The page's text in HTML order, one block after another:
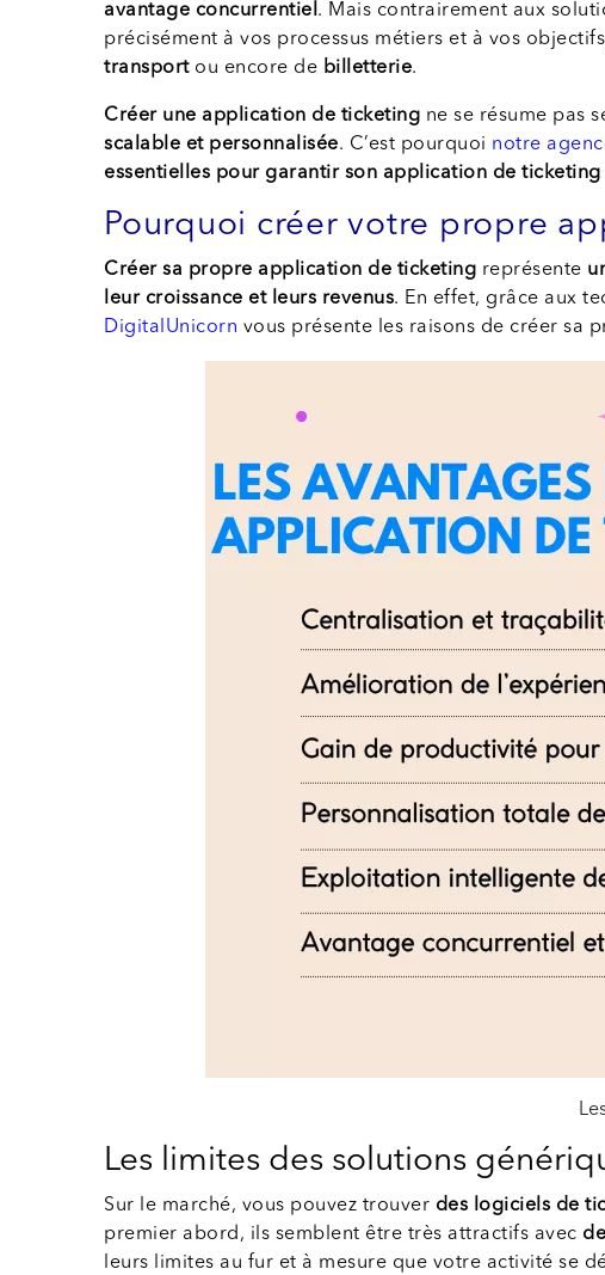
avantage concurrentiel . Mais contrairement aux
précisément à vos processus métiers et à vos
transportou encore de billetterie.
Créer une application de ticketing ne se résume pas
scalable et personnalisée. C’est pourquoi notre
essentielles pour garantir son application de ticketing
Pourquoi créer votre propre
Créer sa propre application de ticketing représente
leur croissance et leurs revenus. En effet, grâce aux
DigitalUnicorn vous présente les raisons de créer sa
Les limites des solutions
Sur le marché, vous pouvez trouver des logiciels de
premier abord, ils semblent être très attractifs avec
leurs limites au fur et à mesure que votre activité se